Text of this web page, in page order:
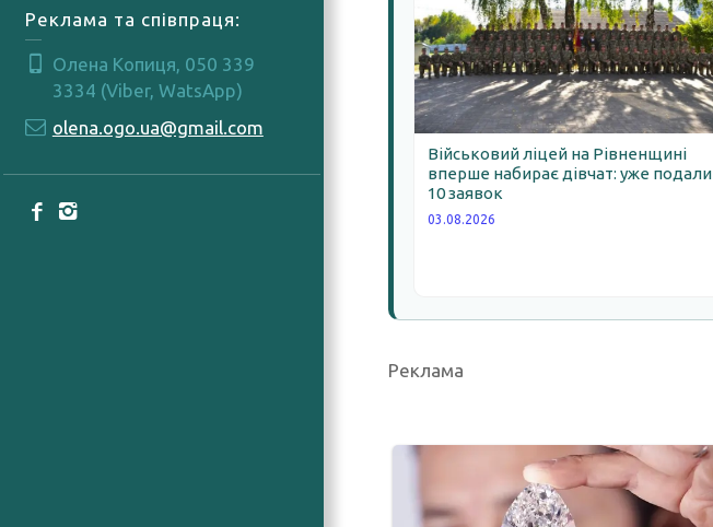
Реклама та співпраця:
Олена Копиця, 050 339
3334 (Viber, WatsApp)
olena.ogo.ua@gmail.com
Військовий ліцей на Рівненщині
вперше набирає дівчат: уже подали
10 заявок
03.08.2026
Реклама